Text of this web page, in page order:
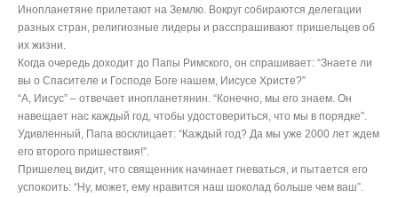
Инопланетяне прилетают на Землю. Вокруг собираются делегации
разных стран, религиозные лидеры и расспрашивают пришельцев об
их жизни.
Когда очередь доходит до Папы Римского, он спрашивает: “Знаете ли
вы о Спасителе и Господе Боге нашем, Иисусе Христе?”
“А, Иисус” – отвечает инопланетянин. “Конечно, мы его знаем. Он
навещает нас каждый год, чтобы удостовериться, что мы в порядке”.
Удивленный, Папа восклицает: “Каждый год? Да мы уже 2000 лет ждем
его второго пришествия!”.
Пришелец видит, что священник начинает гневаться, и пытается его
успокоить: “Ну, может, ему нравится наш шоколад больше чем ваш”.